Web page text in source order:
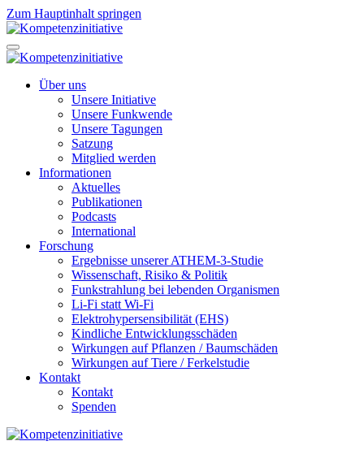
Zum Hauptinhalt springen
Über uns
Unsere Initiative
Unsere Funkwende
Unsere Tagungen
Satzung
Mitglied werden
Informationen
Aktuelles
Publikationen
Podcasts
International
Forschung
Ergebnisse unserer ATHEM-3-Studie
Wissenschaft, Risiko & Politik
Funkstrahlung bei lebenden Organismen
Li-Fi statt Wi-Fi
Elektrohypersensibilität (EHS)
Kindliche Entwicklungsschäden
Wirkungen auf Pflanzen / Baumschäden
Wirkungen auf Tiere / Ferkelstudie
Kontakt
Kontakt
Spenden